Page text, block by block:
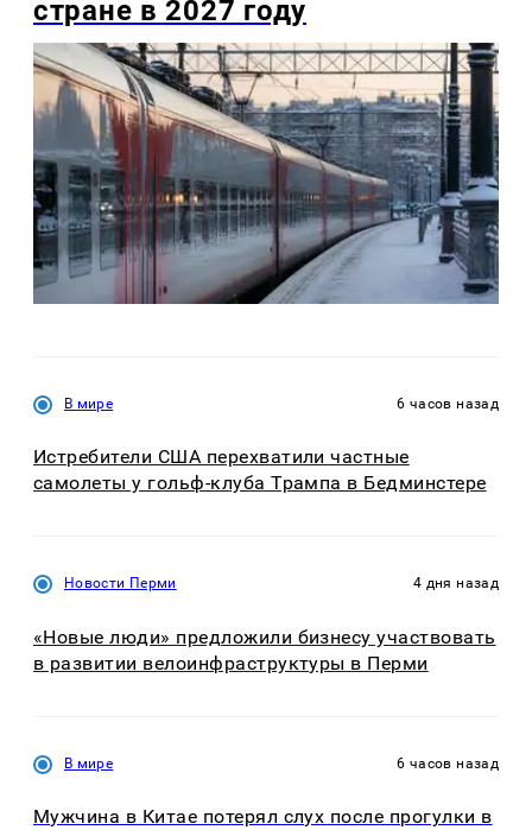
стране в 2027 году
В мире 6 часов назад
Истребители США перехватили частные
самолеты у гольф-клуба Трампа в Бедминстере
Новости Перми 4 дня назад
«Новые люди» предложили бизнесу участвовать
в развитии велоинфраструктуры в Перми
В мире 6 часов назад
Мужчина в Китае потерял слух после прогулки в